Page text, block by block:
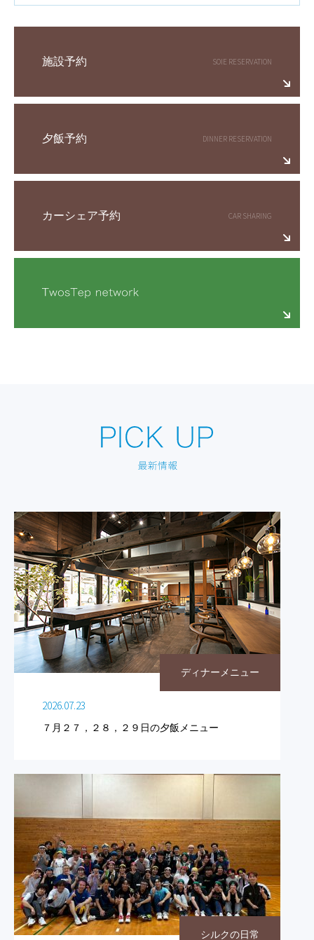
施設予約
夕飯予約
カーシェア予約
ディナーメニュー
2026.07.23
７月２７，２８，２９日の夕飯メニュー
シルクの日常